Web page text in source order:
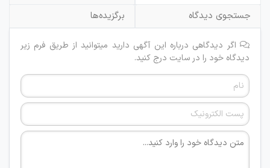
جستجوی دیدگاه
برگزیده‌ها
اگر دیدگاهی درباره این آگهی دارید میتوانید از طریق فرم زیر
دیدگاه خود را در سایت درج کنید.